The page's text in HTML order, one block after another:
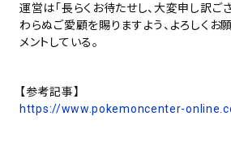
運営は「長らくお待たせし、大変申し訳ご
わらぬご愛顧を賜りますよう、よろしくお
メントしている。
【参考記事】
https://www.pokemoncenter-